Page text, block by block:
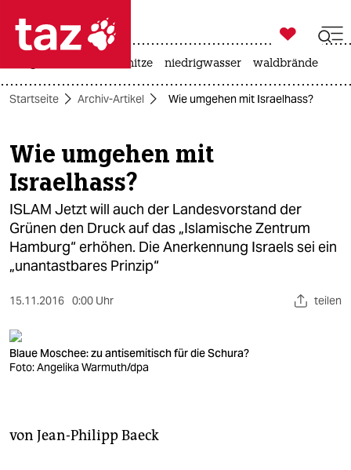
 taz zahl ich
taz zahl ich
themen
politik
öko
gesellschaft
berlin

taz zahl ich
hitze niedrigwasser waldbrände
Startseite Archiv-Artikel Wie umgehen mit Israelhass?
Wie umgehen mit
Israelhass?
ISLAM Jetzt will auch der Landesvorstand der
Grünen den Druck auf das „Islamische Zentrum
Hamburg“ erhöhen. Die Anerkennung Israels sei ein
„unantastbares Prinzip“
15.11.2016 0:00 Uhr teilen
Blaue Moschee: zu antisemitisch für die Schura?
Foto: Angelika Warmuth/dpa
von Jean-Philipp Baeck